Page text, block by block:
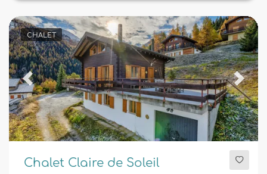
CHALET
Previous Next
Chalet Claire de Soleil